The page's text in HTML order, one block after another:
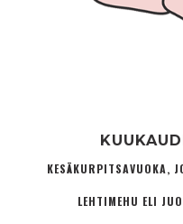
KESÄKURPITSAVUOKA,
LEHTIMEHU ELI